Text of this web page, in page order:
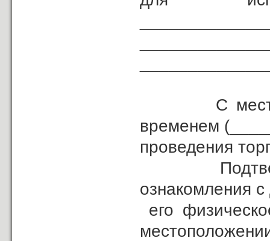
С местом,
временем
проведения
ознакомления
его